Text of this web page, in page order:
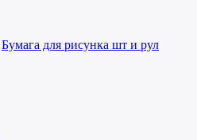
Бумага для рисунка шт и рул